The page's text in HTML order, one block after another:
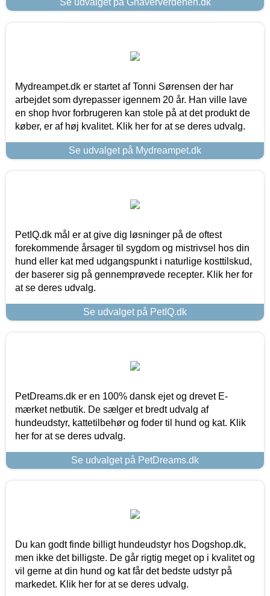
Mydreampet.dk er startet af Tonni Sørensen der har
arbejdet som dyrepasser igennem 20 år. Han ville lave
en shop hvor forbrugeren kan stole på at det produkt de
køber, er af høj kvalitet. Klik her for at se deres udvalg.
Se udvalget på Mydreampet.dk
PetIQ.dk mål er at give dig løsninger på de oftest
forekommende årsager til sygdom og mistrivsel hos din
hund eller kat med udgangspunkt i naturlige kosttilskud,
der baserer sig på gennemprøvede recepter. Klik her for
at se deres udvalg.
Se udvalget på PetIQ.dk
PetDreams.dk er en 100% dansk ejet og drevet E-
mærket netbutik. De sælger et bredt udvalg af
hundeudstyr, kattetilbehør og foder til hund og kat. Klik
her for at se deres udvalg.
Se udvalget på PetDreams.dk
Du kan godt finde billigt hundeudstyr hos Dogshop.dk,
men ikke det billigste. De går rigtig meget op i kvalitet og
vil gerne at din hund og kat får det bedste udstyr på
markedet. Klik her for at se deres udvalg.